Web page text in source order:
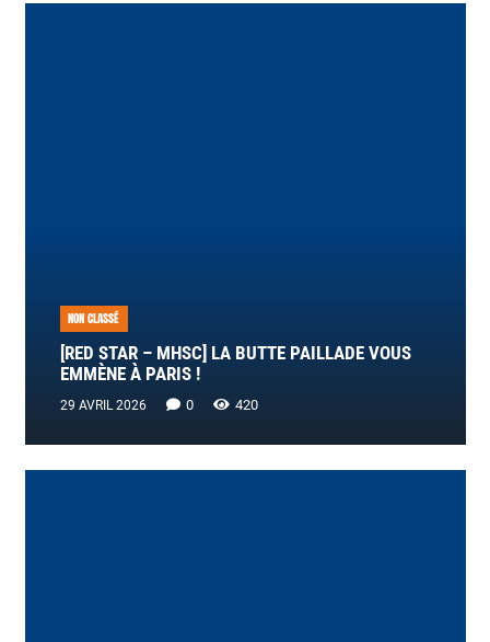
NON CLASSÉ
[RED STAR – MHSC] LA BUTTE PAILLADE VOUS
EMMÈNE À PARIS !
29 AVRIL 2026 0 420